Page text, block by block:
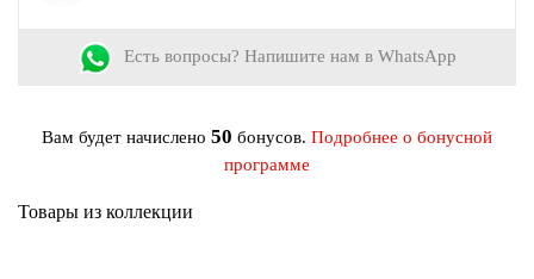
Бисер, Дерево, Искусственный жемчуг
Белый, Желтый, Зеленый, Золотой, Коричневый,
Есть вопросы? Напишите нам в WhatsApp
Вам будет начислено 50 бонусов. Подробнее о бонусной
программе
Товары из коллекции